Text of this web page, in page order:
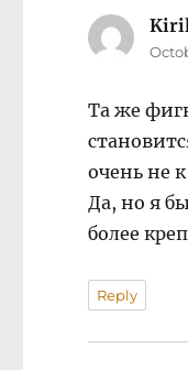
Та же
очень не
Да, но я
более
Reply